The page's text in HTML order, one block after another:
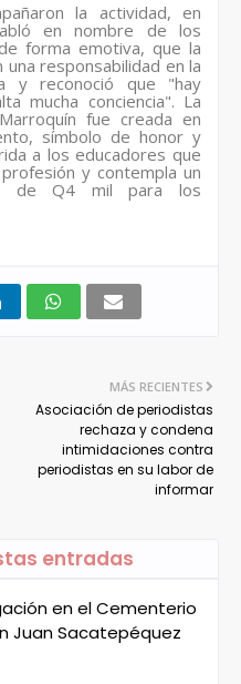
la actividad, en
en nombre de los
forma emotiva, que la
responsabilidad en la
y reconoció que "hay
mucha conciencia". La
fue creada en
símbolo de honor y
a los educadores que
y contempla un
de Q4 mil para los
MÁS RECIENTES
Asociación de periodistas
rechaza y condena
intimidaciones contra
periodistas en su labor de
informar
entradas
en el Cementerio
Juan Sacatepéquez